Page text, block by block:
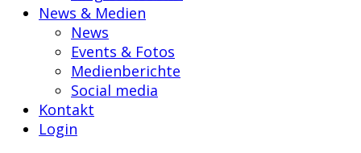
News & Medien
News
Events & Fotos
Medienberichte
Social media
Kontakt
Login